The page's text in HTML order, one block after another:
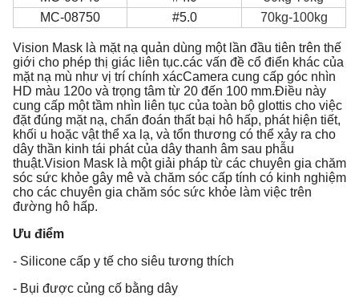
MC-08750
#5.0 70kg-100kg
Vision Mask là mặt nạ quản dùng một lần đầu tiên trên thế
giới cho phép thị giác liên tục.các vấn đề cổ điển khác của
mặt nạ mù như vị trí chính xácCamera cung cấp góc nhìn
HD màu 120o và trọng tâm từ 20 đến 100 mm.Điều này
cung cấp một tầm nhìn liên tục của toàn bộ glottis cho việc
đặt đúng mặt nạ, chẩn đoán thất bại hô hấp, phát hiện tiết,
khối u hoặc vật thể xa lạ, và tổn thương có thể xảy ra cho
dây thần kinh tái phát của dây thanh âm sau phẫu
thuật.Vision Mask là một giải pháp từ các chuyên gia chăm
sóc sức khỏe gây mê và chăm sóc cấp tính có kinh nghiệm
cho các chuyên gia chăm sóc sức khỏe làm việc trên
đường hô hấp.
Ưu điểm
- Silicone cấp y tế cho siêu tương thích
- Bụi được củng cố bằng dây